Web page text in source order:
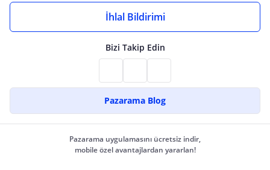
İhlal Bildirimi
Bizi Takip Edin
Pazarama Blog
Pazarama uygulamasını ücretsiz indir,
mobile özel avantajlardan yararlan!